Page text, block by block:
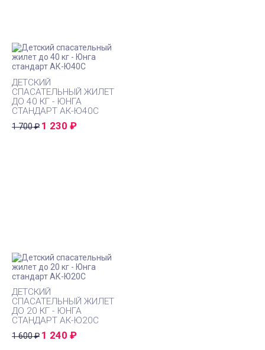
ДЕТСКИЙ
СПАСАТЕЛЬНЫЙ ЖИЛЕТ
ДО 40 КГ - ЮНГА
СТАНДАРТ АК-Ю40С
1 700₽ 1 230 ₽
ДЕТСКИЙ
СПАСАТЕЛЬНЫЙ ЖИЛЕТ
ДО 20 КГ - ЮНГА
СТАНДАРТ АК-Ю20С
1 600₽ 1 240 ₽